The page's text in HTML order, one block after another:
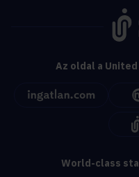
Az oldal a
World-class